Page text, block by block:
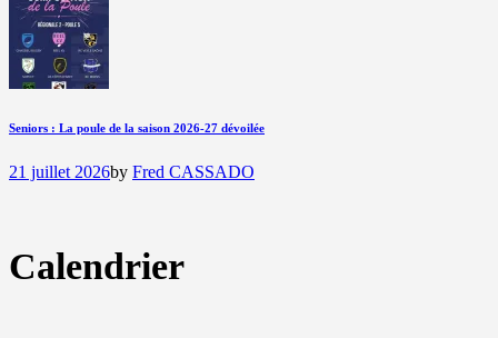
Seniors : La poule de la saison 2026-27 dévoilée
21 juillet 2026by Fred CASSADO
Calendrier